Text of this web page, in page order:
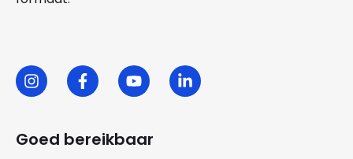
Goed bereikbaar